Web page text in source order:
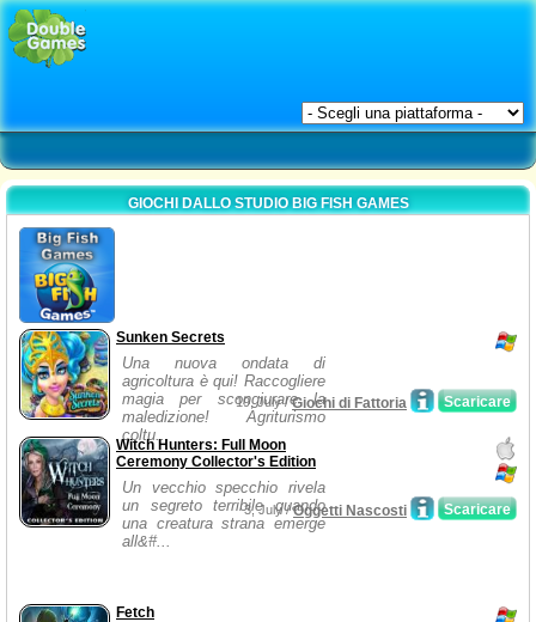
GIOCHI DALLO STUDIO BIG FISH GAMES
Sunken Secrets
Una nuova ondata di
agricoltura è qui! Raccogliere
magia per scongiurare la
maledizione! Agriturismo
coltu...
Scaricare
19, July /Giochi di Fattoria
Witch Hunters: Full Moon
Ceremony Collector's Edition
Un vecchio specchio rivela
un segreto terribile quando
una creatura strana emerge
all&#...
Scaricare
3, July /Oggetti Nascosti
Fetch